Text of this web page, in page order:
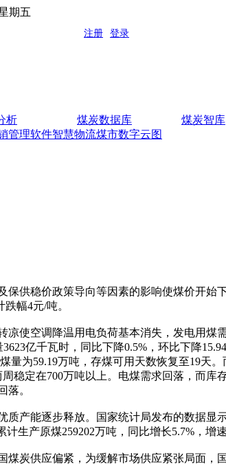
期五
析 煤炭数据库 煤炭智库
管理软件智慧物流煤市数字云图
供稳价政策导向等因素的影响使煤价开始
幅4元/吨。
使空调降温用电负荷基本消失，发电用煤
亿千瓦时，同比下降0.5%，环比下降
量为59.19万吨，存煤可用天数恢复至19天
稳定在700万吨以上。电煤需求回落，而
落。
产能逐步释放。国家统计局发布的数据显
生产原煤259202万吨，同比增长5.7%，增
炭供应偏紧，为缓解市场供应紧张局面，